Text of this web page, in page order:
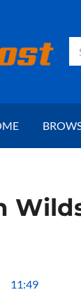
11:49